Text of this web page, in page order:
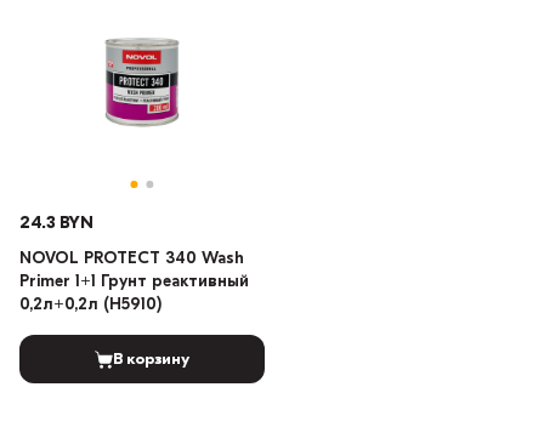
24.3 BYN
NOVOL PROTECT 340 Wash
Primer 1+1 Грунт реактивный
0,2л+0,2л (Н5910)
В корзину